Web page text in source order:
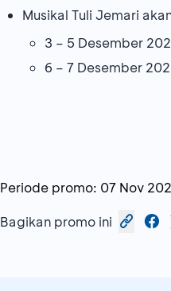
Musikal Tuli Jemari
3 – 5 Desember
6 – 7 Desember
Periode promo: 07 Nov
Bagikan promo ini